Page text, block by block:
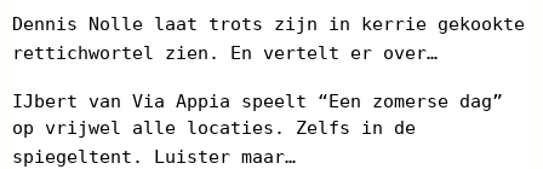
Dennis Nolle laat trots zijn in kerrie gekookte
rettichwortel zien. En vertelt er over…
IJbert van Via Appia speelt “Een zomerse dag”
op vrijwel alle locaties. Zelfs in de
spiegeltent. Luister maar…